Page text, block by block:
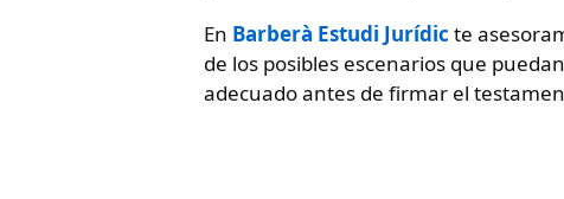
En Barberà Estudi Jurídic te
de los posibles escenarios que
adecuado antes de firmar el